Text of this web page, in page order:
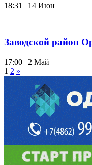
18:31 | 14 Июн
Заводской район
17:00 | 2 Май
1 2 »